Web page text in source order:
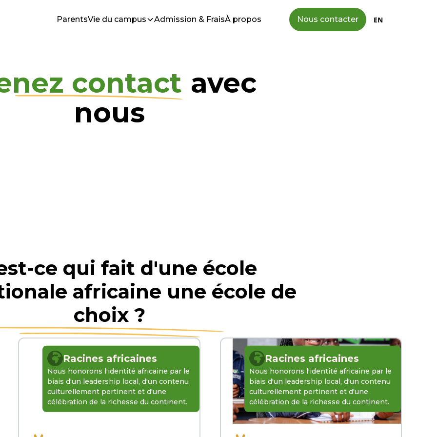
ParentsVie du campus Admission & FraisÀ propos Nous contacter EN
contact avec
nous
ce qui fait d'une école
africaine une école de
choix ?
Racines africaines
Nous honorons l'identité africaine par le
biais d'un leadership local, d'un contenu
culturellement pertinent et d'une
célébration de la richesse du continent.
Racines africaines
Nous honorons l'identité africaine par le
biais d'un leadership local, d'un contenu
culturellement pertinent et d'une
célébration de la richesse du continent.